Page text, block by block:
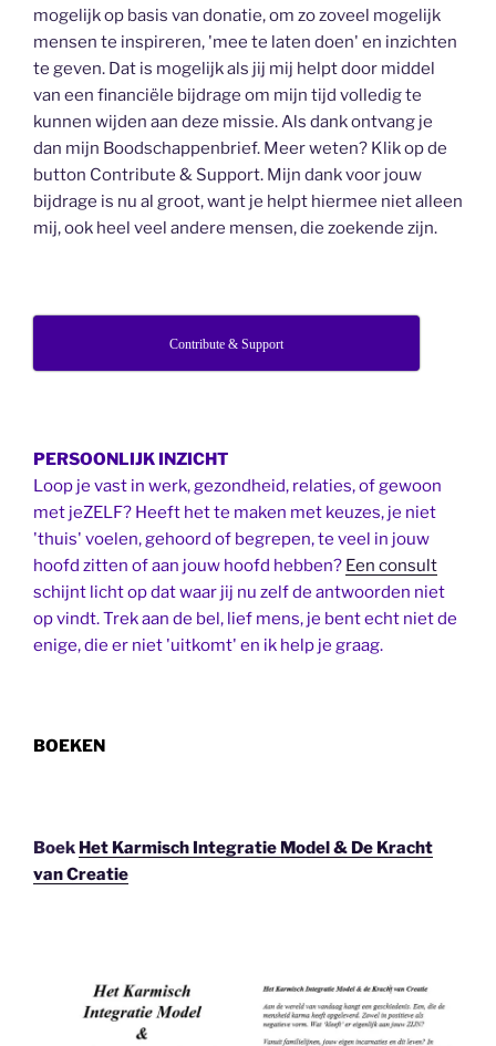
mogelijk op basis van donatie, om zo zoveel mogelijk
mensen te inspireren, 'mee te laten doen' en inzichten
te geven. Dat is mogelijk als jij mij helpt door middel
van een financiële bijdrage om mijn tijd volledig te
kunnen wijden aan deze missie. Als dank ontvang je
dan mijn Boodschappenbrief. Meer weten? Klik op de
button Contribute & Support. Mijn dank voor jouw
bijdrage is nu al groot, want je helpt hiermee niet alleen
mij, ook heel veel andere mensen, die zoekende zijn.
Contribute & Support
PERSOONLIJK INZICHT
Loop je vast in werk, gezondheid, relaties, of gewoon
met jeZELF? Heeft het te maken met keuzes, je niet
'thuis' voelen, gehoord of begrepen, te veel in jouw
hoofd zitten of aan jouw hoofd hebben? Een consult
schijnt licht op dat waar jij nu zelf de antwoorden niet
op vindt. Trek aan de bel, lief mens, je bent echt niet de
enige, die er niet 'uitkomt' en ik help je graag.
BOEKEN
Boek Het Karmisch Integratie Model & De Kracht
van Creatie